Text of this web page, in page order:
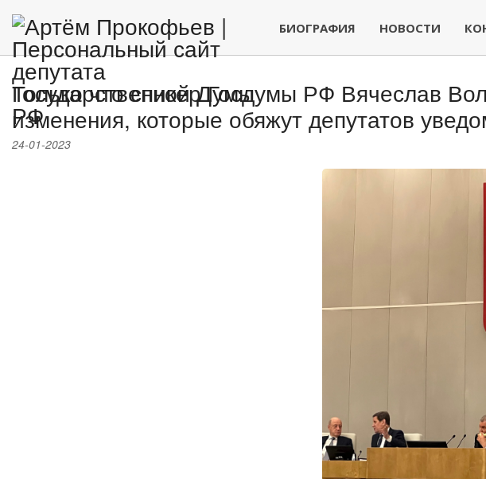
БИОГРАФИЯ НОВОСТИ
Только что спикер Госдумы РФ Вячеслав
изменения, которые обяжут депутатов
24-01-2023